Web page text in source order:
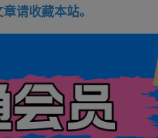
请收藏本站。